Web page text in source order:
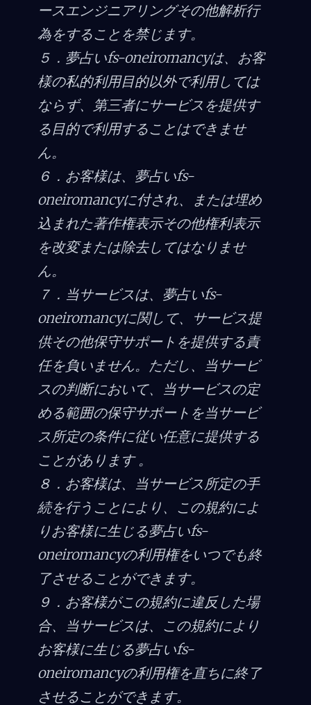
ースエンジニアリングその他解析行
為をすることを禁じます。
５．夢占いfs-oneiromancyは、お客
様の私的利用目的以外で利用しては
ならず、第三者にサービスを提供す
る目的で利用することはできませ
ん。
６．お客様は、夢占いfs-
oneiromancyに付され、または埋め
込まれた著作権表示その他権利表示
を改変または除去してはなりませ
ん。
７．当サービスは、夢占いfs-
oneiromancyに関して、サービス提
供その他保守サポートを提供する責
任を負いません。ただし、当サービ
スの判断において、当サービスの定
める範囲の保守サポートを当サービ
ス所定の条件に従い任意に提供する
ことがあります 。
８．お客様は、当サービス所定の手
続を行うことにより、この規約によ
りお客様に生じる夢占いfs-
oneiromancyの利用権をいつでも終
了させることができます。
９．お客様がこの規約に違反した場
合、当サービスは、この規約により
お客様に生じる夢占いfs-
oneiromancyの利用権を直ちに終了
させることができます。